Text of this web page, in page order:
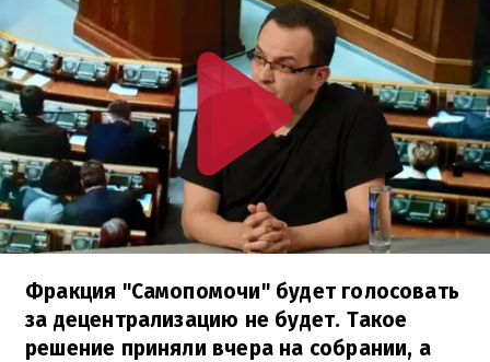
Фракция "Самопомочи" будет голосовать
за децентрализацию не будет. Такое
решение приняли вчера на собрании, а